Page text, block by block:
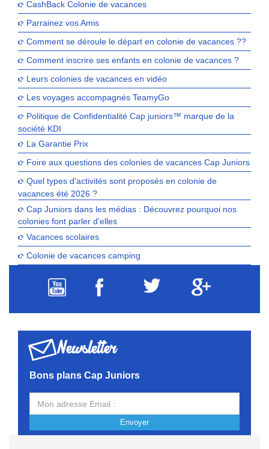
CashBack Colonie de vacances
Parrainez vos Amis
Comment se déroule le départ en colonie de vacances ??
Comment inscrire ses enfants en colonie de vacances ?
Leurs colonies de vacances en vidéo
Les voyages accompagnés TeamyGo
Politique de Confidentialité Cap juniors™ marque de la
société KDI
La Garantie Prix
Foire aux questions des colonies de vacances Cap Juniors
Quel types d'activités sont proposés en colonie de
vacances été 2026 ?
Cap Juniors dans les médias : Découvrez pourquoi nos
colonies font parler d'elles
Vacances scolaires
Colonie de vacances camping
Newsletter
Bons plans Cap Juniors
Envoyer